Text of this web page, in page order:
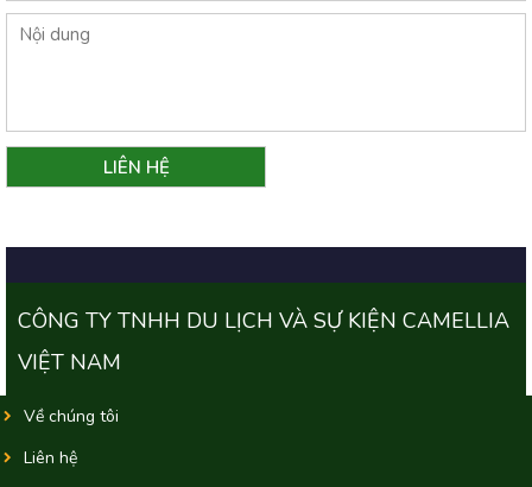
CÔNG TY TNHH DU LỊCH VÀ SỰ KIỆN CAMELLIA
VIỆT NAM
Về chúng tôi
Liên hệ